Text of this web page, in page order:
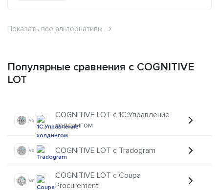
Показать все альтернативы
Популярные сравнения с COGNITIVE
LOT
vs
COGNITIVE LOT с 1C:Управление
холдингом
vs COGNITIVE LOT с Tradogram
vs
COGNITIVE LOT с Coupa
Procurement